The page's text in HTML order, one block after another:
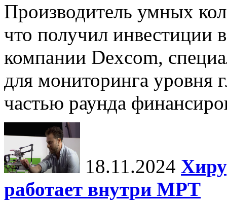
Производитель умных
что получил инвестиции
компании Dexcom,
для мониторинга уровня
частью раунда
18.11.2024
работает внутри МРТ